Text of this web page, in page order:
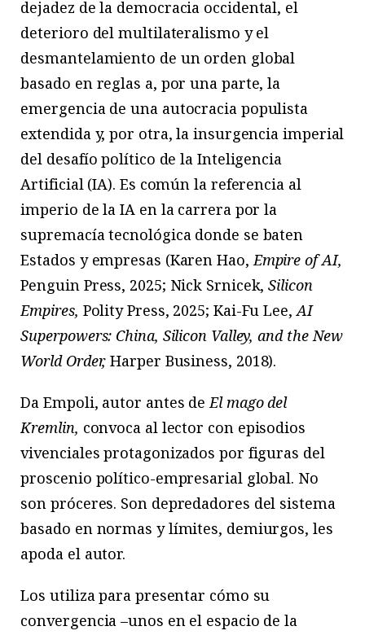
dejadez de la democracia occidental, el
deterioro del multilateralismo y el
desmantelamiento de un orden global
basado en reglas a, por una parte, la
emergencia de una autocracia populista
extendida y, por otra, la insurgencia imperial
del desafío político de la Inteligencia
Artificial (IA). Es común la referencia al
imperio de la IA en la carrera por la
supremacía tecnológica donde se baten
Estados y empresas (Karen Hao,Empire of AI,
Penguin Press, 2025; Nick Srnicek,Silicon
Empires, Polity Press, 2025; Kai-Fu Lee,AI
Superpowers: China, Silicon Valley, and the New
World Order, Harper Business, 2018).
Da Empoli, autor antes deEl mago del
Kremlin, convoca al lector con episodios
vivenciales protagonizados por figuras del
proscenio político-empresarial global. No
son próceres. Son depredadores del sistema
basado en normas y límites, demiurgos, les
apoda el autor.
Los utiliza para presentar cómo su
convergencia –unos en el espacio de la